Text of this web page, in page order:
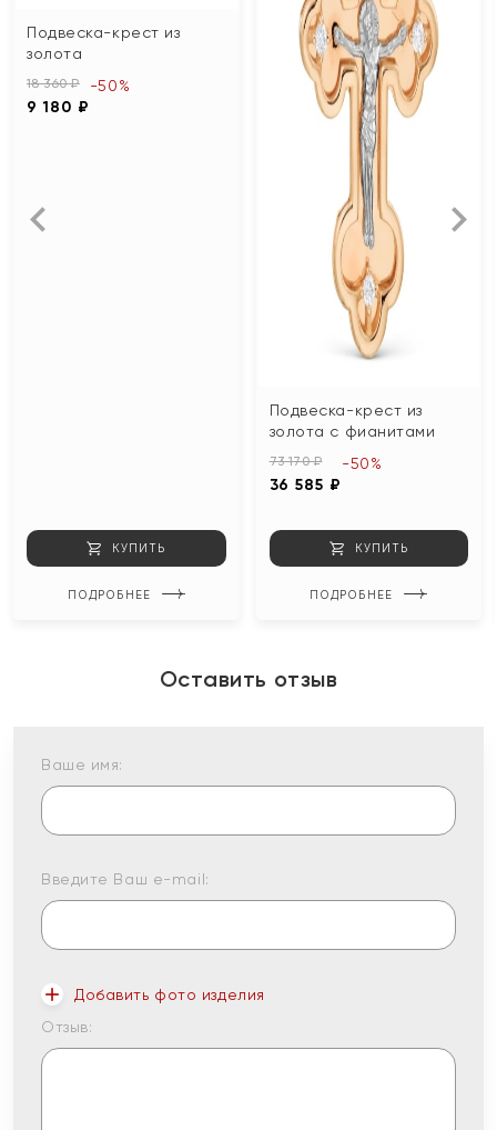
Подвеска-крест из
золота
18 360 ₽
9 180 ₽
-50%
КУПИТЬ
ПОДРОБНЕЕ
Подвеска-крест из
золота с фианитами
73 170 ₽
36 585 ₽
-50%
КУПИТЬ
ПОДРОБНЕЕ
Оставить отзыв
Ваше имя:
Введите Ваш e-mail:
Добавить фото изделия
Отзыв: